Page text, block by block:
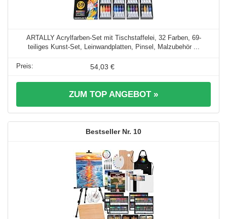
ARTALLY Acrylfarben-Set mit Tischstaffelei, 32 Farben, 69-
teiliges Kunst-Set, Leinwandplatten, Pinsel, Malzubehör ...
54,03 €
ZUM TOP ANGEBOT »
10